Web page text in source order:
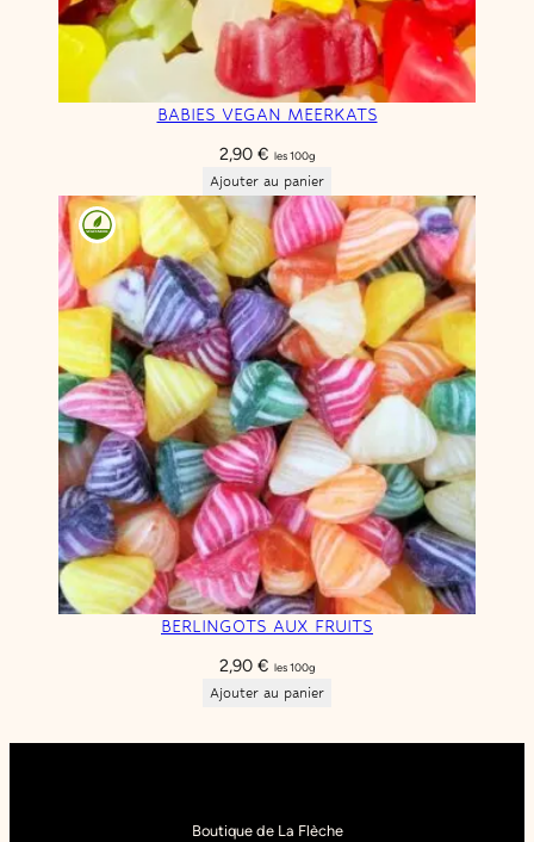
BABIES VEGAN MEERKATS
2,90 € les 100g
Ajouter au panier
BERLINGOTS AUX FRUITS
2,90 € les 100g
Ajouter au panier
Boutique de La Flèche